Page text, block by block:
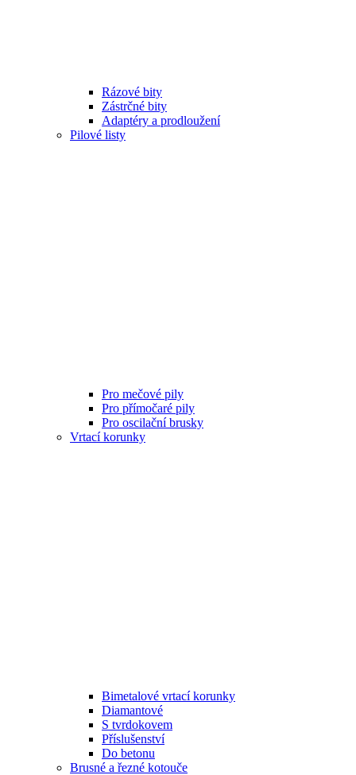
Rázové bity
Zástrčné bity
Adaptéry a prodloužení
Pilové listy
Pro mečové pily
Pro přímočaré pily
Pro oscilační brusky
Vrtací korunky
Bimetalové vrtací korunky
Diamantové
S tvrdokovem
Příslušenství
Do betonu
Brusné a řezné kotouče